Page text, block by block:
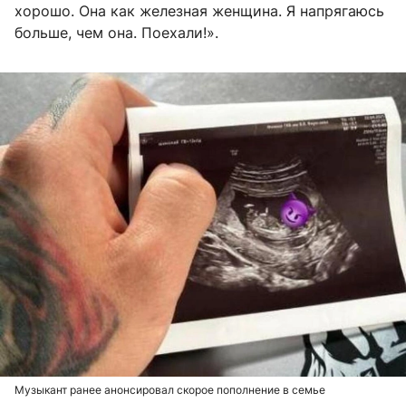
хорошо. Она как железная женщина. Я напрягаюсь
больше, чем она. Поехали!».
Музыкант ранее анонсировал скорое пополнение в семье